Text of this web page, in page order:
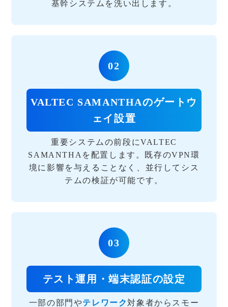
基幹システムを洗い出します。
02
VALTEC SAMANTHAのゲートウ
ェイ設置
重要システムの前段にVALTEC
SAMANTHAを配置します。既存のVPN環
境に影響を与えることなく、並行してシス
テムの検証が可能です。
03
テスト運用・端末認証の設定
一部の部門やテレワーク 対象者からスモー